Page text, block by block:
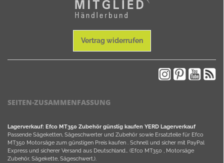
Vertrag widerrufen
SEITEN-ZUSAMMENFASSUNG
Lagerverkauf: Efco MT350 Zubehör günstig kaufen YERD Lagerverkauf
Passende Sägeketten, Sägeschwerter und Zubehör sowie Ersatzteile für Efco
MT350 Motorsäge zum günstigen Preis kaufen . Schnell und sicher mit PayPal
Express und sicherer Versand aus Deutschland… (Efco MT350 , Motorsäge
Zubehör, Sägekette, Sägeschwert,).